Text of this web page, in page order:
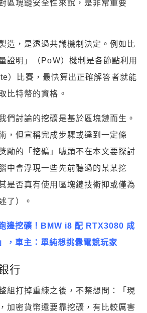
區塊鏈安全性來說，是非常重要
造，是透過共識機制決定。例如比
證明」（PoW）機制是各節點利用
）比賽，最快算出正確解答者就能
比特幣的資格。
們討論的挖礦是基於區塊鏈而生。
，但宣稱完成步驟或達到一定條
勵的「挖礦」噱頭不在本文要探討
中會浮現一些先前聽過的某某挖
是否真有使用區塊鏈技術抑或僅為
了）。
邊挖礦！BMW i8 配 RTX3080 成
，車主：單純想挑釁電競玩家
行
組打掉重練之後，不禁想問：「現
加密貨幣還要靠挖礦，有比較厲害